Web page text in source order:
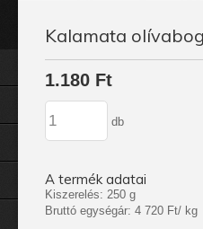
Kalamata
1.180 Ft
db
A termék adatai
Kiszerelés: 250 g
Bruttó egységár: 4 720 Ft/ kg